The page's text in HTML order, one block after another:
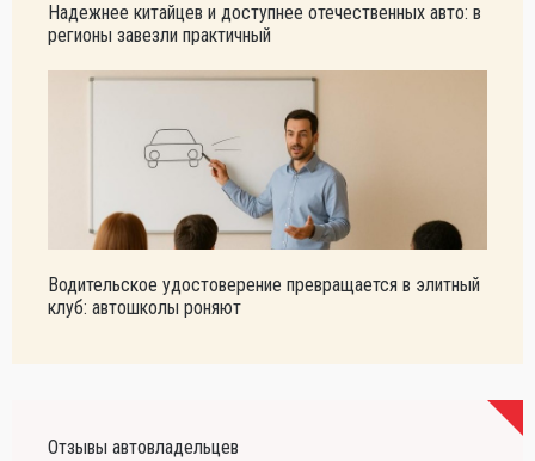
Надежнее китайцев и доступнее отечественных авто: в
регионы завезли практичный
Водительское удостоверение превращается в элитный
клуб: автошколы роняют
Отзывы автовладельцев